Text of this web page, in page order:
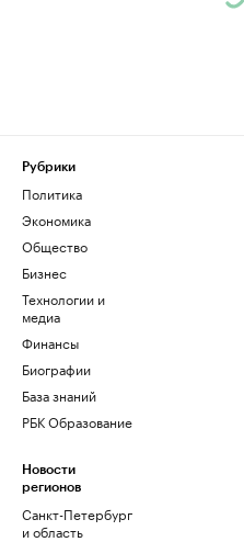
Рубрики
Политика
Экономика
Общество
Бизнес
Технологии и
медиа
Финансы
Биографии
База знаний
РБК Образование
Новости
регионов
Санкт-Петербург
и область